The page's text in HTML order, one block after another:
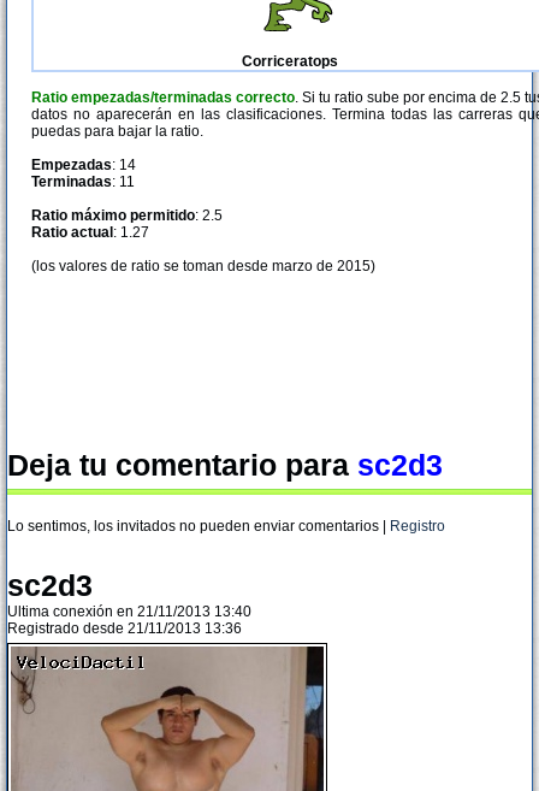
Corriceratops
Ratio empezadas/terminadas correcto. Si tu ratio sube por encima de 2.5
datos no aparecerán en las clasificaciones. Termina todas las carreras
puedas para bajar la ratio.
Empezadas: 14
Terminadas: 11
Ratio máximo permitido: 2.5
Ratio actual : 1.27
(los valores de ratio se toman desde marzo de 2015)
Deja tu comentario para sc2d3
Lo sentimos, los invitados no pueden enviar comentarios | Registro
sc2d3
Ultima conexión en 21/11/2013 13:40
Registrado desde 21/11/2013 13:36